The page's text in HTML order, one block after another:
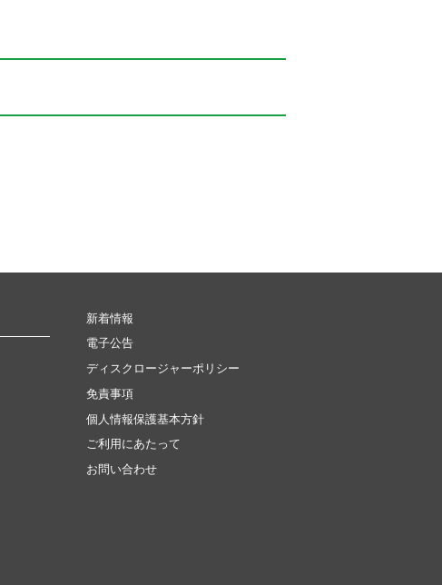
新着情報
電子公告
ディスクロージャーポリシー
免責事項
個人情報保護基本方針
ご利用にあたって
お問い合わせ